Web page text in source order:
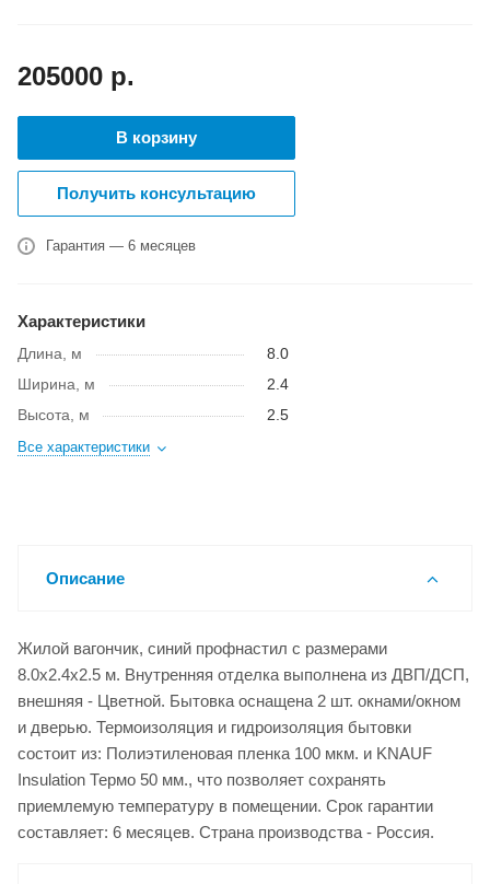
205000 р.
В корзину
Получить консультацию
Гарантия — 6 месяцев
Характеристики
Длина, м
8.0
Ширина, м
2.4
Высота, м
2.5
Все характеристики
Описание
Жилой вагончик, синий профнастил с размерами
8.0x2.4x2.5 м. Внутренняя отделка выполнена из ДВП/ДСП,
внешняя - Цветной. Бытовка оснащена 2 шт. окнами/окном
и дверью. Термоизоляция и гидроизоляция бытовки
состоит из: Полиэтиленовая пленка 100 мкм. и KNAUF
Insulation Термо 50 мм., что позволяет сохранять
приемлемую температуру в помещении. Срок гарантии
составляет: 6 месяцев. Страна производства - Россия.